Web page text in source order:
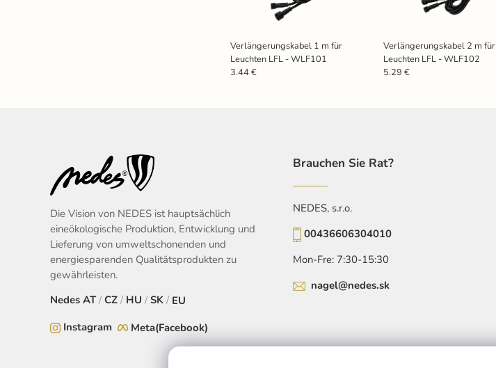
Verlängerungskabel 1 m für
Leuchten LFL - WLF101
3.44 €
Verlängerungskabel 2 m für
Leuchten LFL - WLF102
5.29 €
Die Vision von NEDES ist hauptsächlich
eineökologische Produktion, Entwicklung und
Lieferung von umweltschonenden und
energiesparenden Qualitätsprodukten zu
gewährleisten.
Nedes AT / CZ / HU / SK / EU
Instagram
Meta(Facebook)
Brauchen Sie Rat?
NEDES, s.r.o.
00436606304010
Mon-Fre: 7:30-15:30
nagel@nedes.sk